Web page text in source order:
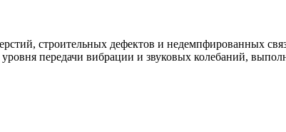
строительных дефектов и недемпфированных
передачи вибрации и звуковых колебаний,